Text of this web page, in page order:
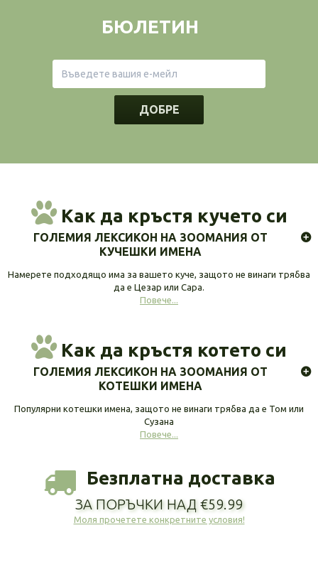
БЮЛЕТИН
ДОБРЕ
Как да кръстя кучето си
ГОЛЕМИЯ ЛЕКСИКОН НА ЗООМАНИЯ ОТ
КУЧЕШКИ ИМЕНА
Намерете подходящо има за вашето куче, защото не винаги трябва
да е Цезар или Сара.
Повече...
Как да кръстя котето си
ГОЛЕМИЯ ЛЕКСИКОН НА ЗООМАНИЯ ОТ
КОТЕШКИ ИМЕНА
Популярни котешки имена, защото не винаги трябва да е Том или
Сузана
Повече...
Безплатна доставка
ЗА ПОРЪЧКИ НАД €59.99
Моля прочетете конкретните условия!